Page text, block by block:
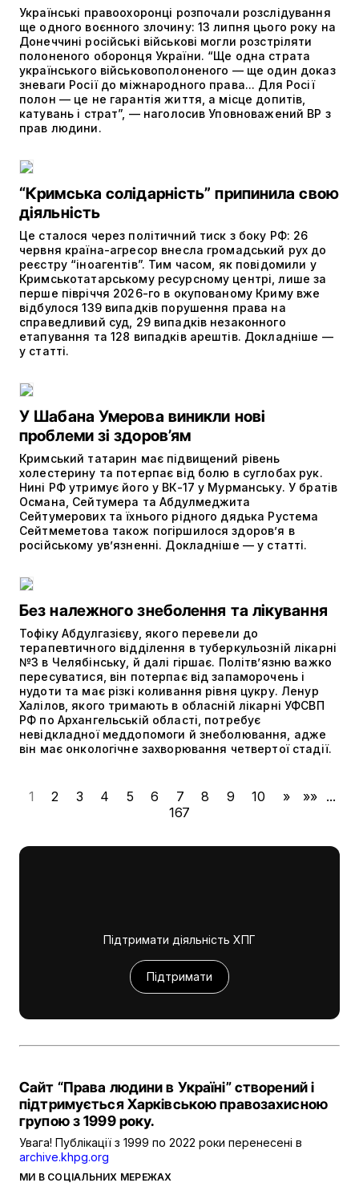
Українські правоохоронці розпочали розслідування
ще одного воєнного злочину: 13 липня цього року на
Донеччині російські військові могли розстріляти
полоненого оборонця України. “Ще одна страта
українського військовополоненого — ще один доказ
зневаги Росії до міжнародного права... Для Росії
полон — це не гарантія життя, а місце допитів,
катувань і страт”, — наголосив Уповноважений ВР з
прав людини.
“Кримська солідарність” припинила свою
діяльність
Це сталося через політичний тиск з боку РФ: 26
червня країна-агресор внесла громадський рух до
реєстру “іноагентів”. Тим часом, як повідомили у
Кримськотатарському ресурсному центрі, лише за
перше півріччя 2026-го в окупованому Криму вже
відбулося 139 випадків порушення права на
справедливий суд, 29 випадків незаконного
етапування та 128 випадків арештів. Докладніше —
у статті.
У Шабана Умерова виникли нові
проблеми зі здоров’ям
Кримський татарин має підвищений рівень
холестерину та потерпає від болю в суглобах рук.
Нині РФ утримує його у ВК-17 у Мурманську. У братів
Османа, Сейтумера та Абдулмеджита
Сейтумерових та їхнього рідного дядька Рустема
Сейтмеметова також погіршилося здоров’я в
російському ув’язненні. Докладніше — у статті.
Без належного знеболення та лікування
Тофіку Абдулгазієву, якого перевели до
терапевтичного відділення в туберкульозній лікарні
№3 в Челябінську, й далі гіршає. Політвʼязню важко
пересуватися, він потерпає від запаморочень і
нудоти та має різкі коливання рівня цукру. Ленур
Халілов, якого тримають в обласній лікарні УФСВП
РФ по Архангельській області, потребує
невідкладної меддопомоги й знеболювання, адже
він має онкологічне захворювання четвертої стадії.
1 2 3 4 5 6 7 8 9 10 » »» ...
167
Підтримати діяльність ХПГ
Підтримати
МИ В СОЦІАЛЬНИХ МЕРЕЖАХ
Сайт “Права людини в Україні” створений і
підтримується Харківською правозахисною
групою з 1999 року.
Увага! Публікації з 1999 по 2022 роки перенесені в
archive.khpg.org